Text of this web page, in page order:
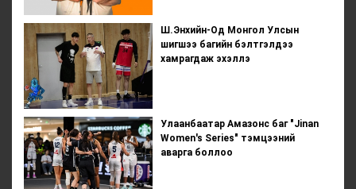
Ш.Энхийн-Од Монгол Улсын
шигшээ багийн бэлтгэлдээ
хамрагдаж эхэллэ
Улаанбаатар Амазонс баг "Jinan
Women's Series" тэмцээний
аварга боллоо